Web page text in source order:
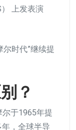
上发表演
时代”继续提
？
尔于1965年提
，全球半导